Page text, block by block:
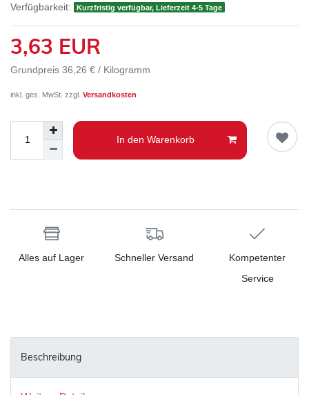
Verfügbarkeit:
Kurzfristig verfügbar, Lieferzeit 4-5 Tage
3,63 EUR
Grundpreis 36,26 € / Kilogramm
inkl. ges. MwSt. zzgl. Versandkosten
In den Warenkorb
Alles auf Lager Schneller Versand
Kompetenter
Service
Beschreibung